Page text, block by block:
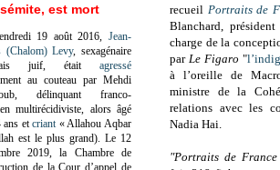
recueil Portraits de
Blanchard,
charge de la
par Le Figaro "
à l’oreille de
ministre de la
relations avec les
Nadia Hai.
"Portraits de France
est mort
19 août 2016, Jean-
(Chalom) Levy, sexagénaire
juif, était agressé
au couteau par Mehdi
délinquant franco-
multirécidiviste, alors âgé
ans etcriant « Allahou Aqbar
est le plus grand). Le 12
2019, la Chambre de
de la Cour d’appel de